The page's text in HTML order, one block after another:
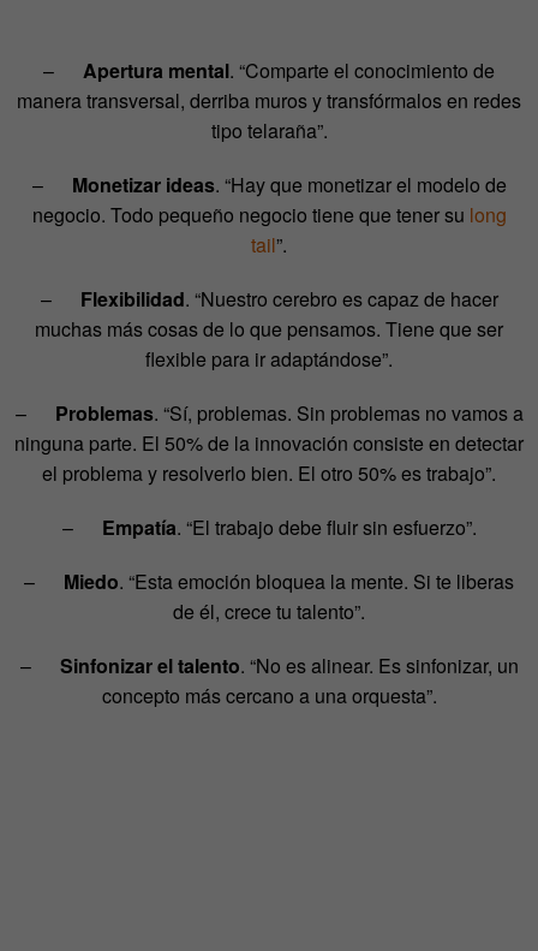
– Apertura mental. “Comparte el conocimiento de
manera transversal, derriba muros y transfórmalos en redes
tipo telaraña”.
– Monetizar ideas. “Hay que monetizar el modelo de
negocio. Todo pequeño negocio tiene que tener su long
tail”.
– Flexibilidad. “Nuestro cerebro es capaz de hacer
muchas más cosas de lo que pensamos. Tiene que ser
flexible para ir adaptándose”.
– Problemas. “Sí, problemas. Sin problemas no vamos a
ninguna parte. El 50% de la innovación consiste en detectar
el problema y resolverlo bien. El otro 50% es trabajo”.
– Empatía. “El trabajo debe fluir sin esfuerzo”.
– Miedo. “Esta emoción bloquea la mente. Si te liberas
de él, crece tu talento”.
– Sinfonizar el talento. “No es alinear. Es sinfonizar, un
concepto más cercano a una orquesta”.